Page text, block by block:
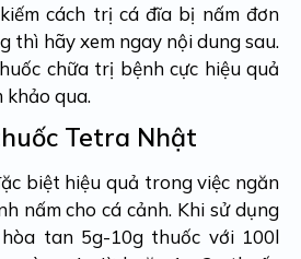
cách trị cá đĩa bị nấm đơn
thì hãy xem ngay nội dung sau.
chữa trị bệnh cực hiệu quả
khảo qua.
Tetra Nhật
biệt hiệu quả trong việc ngăn
nấm cho cá cảnh. Khi sử dụng
tan 5g-10g thuốc với 100l